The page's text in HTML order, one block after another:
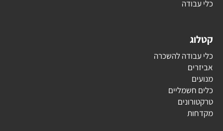
כלי עבודה
קטלוג
כלי עבודה להשכרה
אביזרים
מנועים
כלים חשמליים
טרקטורונים
מקדחות